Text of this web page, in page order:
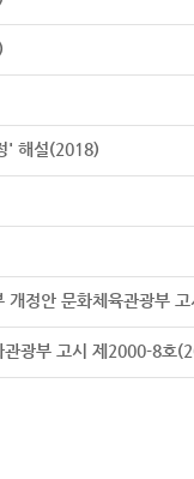
' 해설(2018)
개정안 문화체육관광부
관광부 고시 제2000-8호